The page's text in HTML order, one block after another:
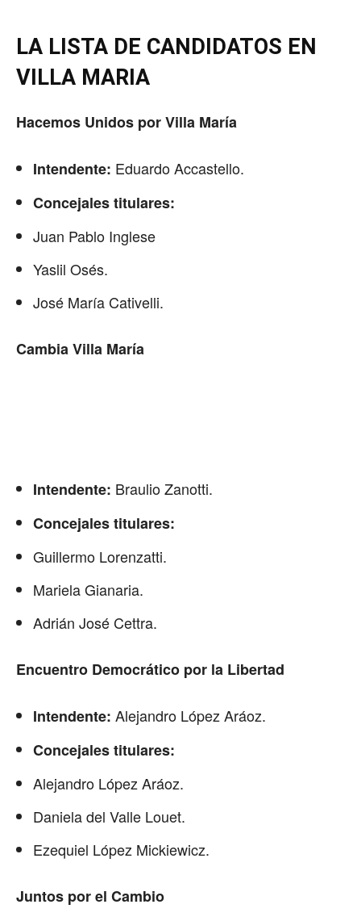
LA LISTA DE CANDIDATOS EN
VILLA MARIA
Hacemos Unidos por Villa María
Intendente: Eduardo Accastello.
Concejales titulares:
Juan Pablo Inglese
Yaslil Osés.
José María Cativelli.
Cambia Villa María
Intendente: Braulio Zanotti.
Concejales titulares:
Guillermo Lorenzatti.
Mariela Gianaria.
Adrián José Cettra.
Encuentro Democrático por la Libertad
Intendente: Alejandro López Aráoz.
Concejales titulares:
Alejandro López Aráoz.
Daniela del Valle Louet.
Ezequiel López Mickiewicz.
Juntos por el Cambio